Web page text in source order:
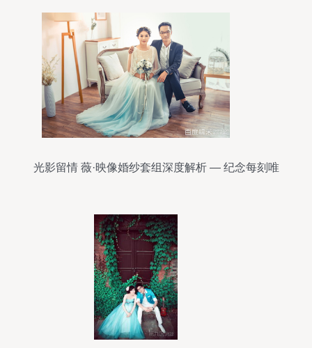
光影留情 薇·映像婚纱套组深度解析 — 纪念每刻唯